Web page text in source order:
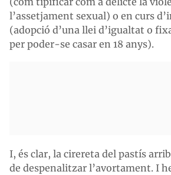
l’assetjament sexual) o en curs
(adopció d’una llei d’igualtat o
per poder-se casar en 18 anys).
I, és clar, la cirereta del pastís
de despenalitzar l’avortament. I